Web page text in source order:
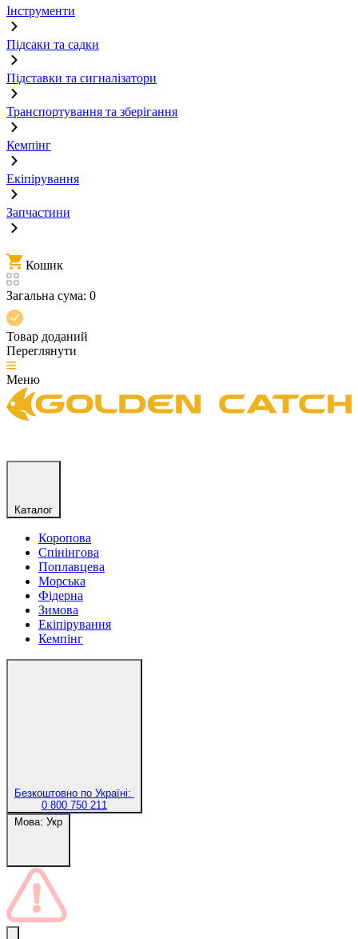
Інструменти
Підсаки та садки
Підставки та сигналізатори
Транспортування та зберігання
Кемпінг
Екіпірування
Запчастини
Кошик
Загальна сума: 0
Товар доданий
Переглянути
Меню
Каталог
Коропова
Спінінгова
Поплавцева
Морська
Фідерна
Зимова
Екіпірування
Кемпінг
Безкоштовно по Україні:
0 800 750 211
Мова: Укр